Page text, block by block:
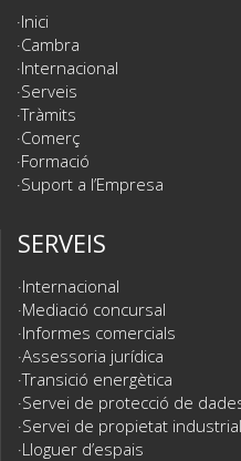
Inici
Cambra
Internacional
Serveis
Tràmits
Comerç
Formació
Suport a l’Empresa
SERVEIS
Internacional
Mediació concursal
Informes comercials
Assessoria jurídica
Transició energètica
Servei de protecció de
Servei de propietat industrial
Lloguer d’espais